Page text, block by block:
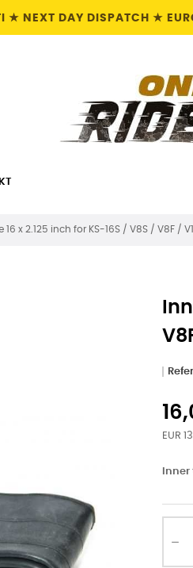
★ NEXT DAY DISPATCH ★
16 x 2.125 inch for KS-16S / V8S / V8F /
EUR
Inner